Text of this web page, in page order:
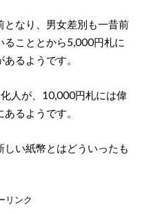
なり、男女差別も一昔前
ることとから5,000円札に
るようです。
人が、10,000円札には偉
るようです。
い紙幣とはどういったも
リンク